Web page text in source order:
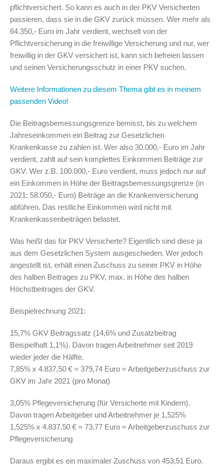
pflichtversichert. So kann es auch in der PKV Versicherten
passieren, dass sie in die GKV zurück müssen. Wer mehr als
64.350,- Euro im Jahr verdient, wechselt von der
Pflichtversicherung in die freiwillige Versicherung und nur, wer
freiwillig in der GKV versichert ist, kann sich befreien lassen
und seinen Versicherungsschutz in einer PKV suchen.
Weitere Informationen zu diesem Thema gibt es in meinem
passenden Video!
Die Beitragsbemessungsgrenze bemisst, bis zu welchem
Jahreseinkommen ein Beitrag zur Gesetzlichen
Krankenkasse zu zahlen ist. Wer also 30.000,- Euro im Jahr
verdient, zahlt auf sein komplettes Einkommen Beiträge zur
GKV. Wer z.B. 100.000,- Euro verdient, muss jedoch nur auf
ein Einkommen in Höhe der Beitragsbemessungsgrenze (in
2021: 58.050,- Euro) Beiträge an die Krankenversicherung
abführen. Das restliche Einkommen wird nicht mit
Krankenkassenbeiträgen belastet.
Was heißt das für PKV Versicherte? Eigentlich sind diese ja
aus dem Gesetzlichen System ausgeschieden. Wer jedoch
angestellt ist, erhält einen Zuschuss zu seiner PKV in Höhe
des halben Beitrages zu PKV, max. in Höhe des halben
Höchstbeitrages der GKV.
Beispielrechnung 2021:
15,7% GKV Beitragssatz (14,6% und Zusatzbeitrag
Beispielhaft 1,1%). Davon tragen Arbeitnehmer seit 2019
wieder jeder die Hälfte.
7,85% x 4.837,50 € = 379,74 Euro = Arbeitgeberzuschuss zur
GKV im Jahr 2021 (pro Monat)
3,05% Pflegeversicherung (für Versicherte mit Kindern).
Davon tragen Arbeitgeber und Arbeitnehmer je 1,525%
1,525% x 4.837,50 € = 73,77 Euro = Arbeitgeberzuschuss zur
Pflegeversicherung
Daraus ergibt es ein maximaler Zuschuss von 453,51 Euro.